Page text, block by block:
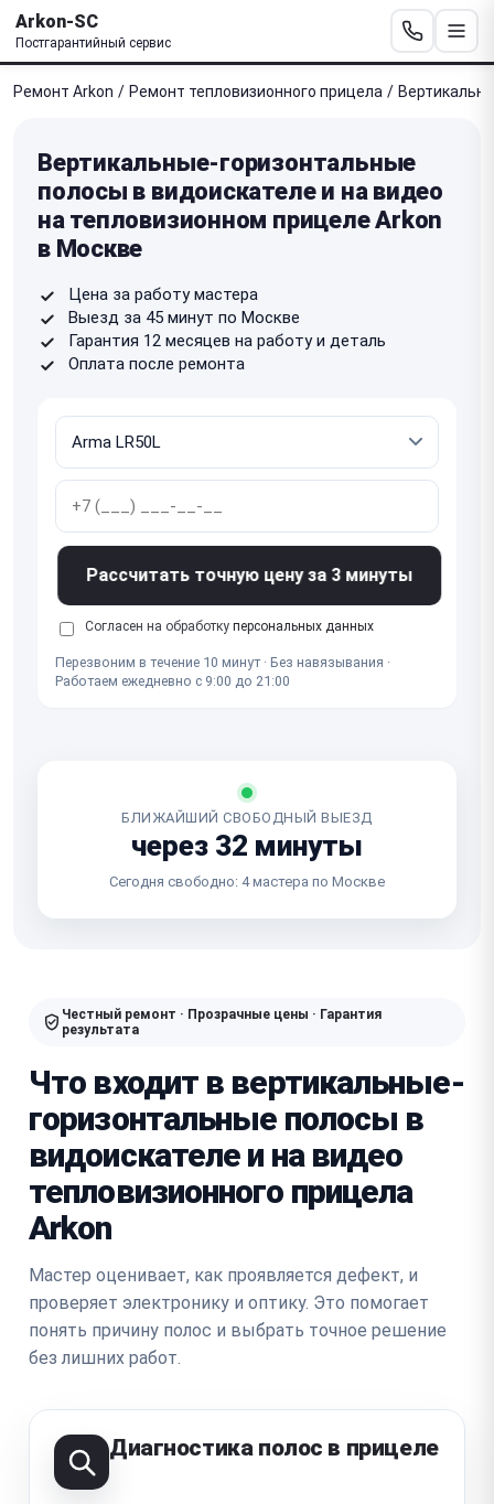
Arkon-SC
Постгарантийный сервис
Ремонт Arkon / Ремонт тепловизионного прицела /
Вертикальные-горизонтальные
полосы в видоискателе и на видео
на тепловизионном прицеле Arkon
в Москве
Цена за работу мастера
Выезд за 45 минут по Москве
Гарантия 12 месяцев на работу и деталь
Оплата после ремонта
Рассчитать точную цену за 3 минуты
Согласен на обработку персональных данных
Перезвоним в течение 10 минут · Без навязывания ·
Работаем ежедневно с 9:00 до 21:00
БЛИЖАЙШИЙ СВОБОДНЫЙ ВЫЕЗД
через 32 минуты
Сегодня свободно: 4 мастера по Москве
Честный ремонт · Прозрачные цены · Гарантия
результата
Что входит в вертикальные-
горизонтальные полосы в
видоискателе и на видео
тепловизионного прицела
Arkon
Мастер оценивает, как проявляется дефект, и
проверяет электронику и оптику. Это помогает
понять причину полос и выбрать точное решение
без лишних работ.
Диагностика полос в прицеле